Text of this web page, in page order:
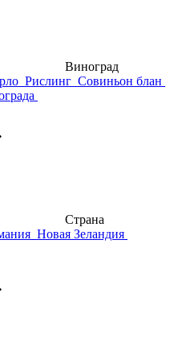
Виноград
Рислинг Совиньон блан
Страна
Новая Зеландия